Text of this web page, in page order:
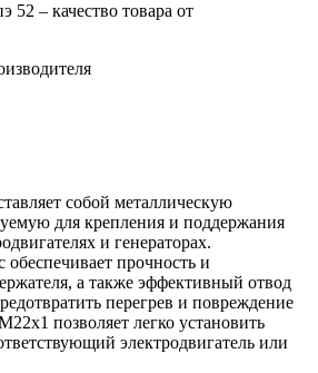
собой металлическую
для крепления и поддержания
и генераторах.
прочность и
а также эффективный отвод
перегрев и повреждение
позволяет легко установить
электродвигатель или